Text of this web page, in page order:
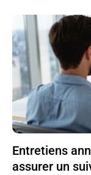
Entretiens
assurer un